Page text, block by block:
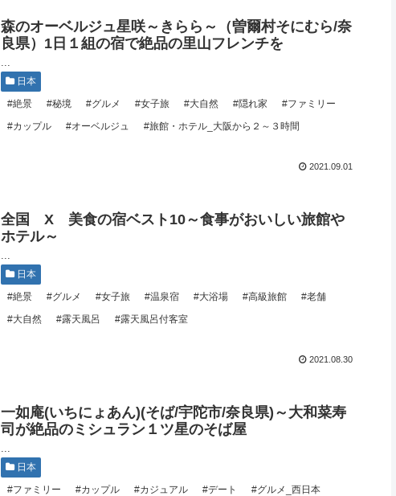
森のオーベルジュ星咲～きらら～（曽爾村そにむら/奈
良県）1日１組の宿で絶品の里山フレンチを
2021.09.01
日本
#絶景
#秘境 #グルメ #女子旅 #大自然 #隠れ家
#ファミリー
#カップル
#オーベルジュ #旅館・ホテル_大阪から２～３時間
全国 X 美食の宿ベスト10～食事がおいしい旅館や
ホテル～
2021.08.30
日本
#絶景
#グルメ #女子旅 #温泉宿 #大浴場 #高級旅館
#老舗
#大自然
#露天風呂 #露天風呂付客室
一如庵(いちにょあん)(そば/宇陀市/奈良県)～大和菜寿
司が絶品のミシュラン１ツ星のそば屋
日本
#ファミリー
#カップル #カジュアル #デート
#グルメ_西日本